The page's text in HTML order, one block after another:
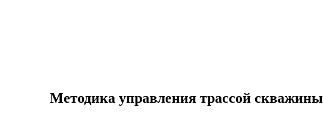
Методика управления трассой скважины